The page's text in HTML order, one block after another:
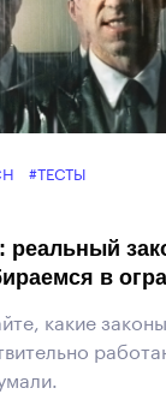
#ТЕСТЫ
реальный
в
какие